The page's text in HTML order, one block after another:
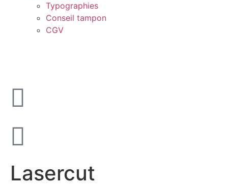
Typographies
Conseil tampon
CGV
Lasercut